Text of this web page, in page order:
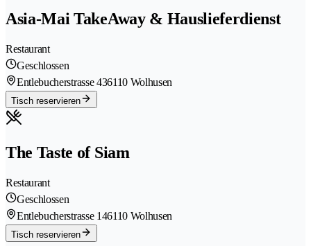
Asia-Mai TakeAway & Hauslieferdienst
Restaurant
Geschlossen
Entlebucherstrasse 436110 Wolhusen
Tisch reservieren
The Taste of Siam
Restaurant
Geschlossen
Entlebucherstrasse 146110 Wolhusen
Tisch reservieren